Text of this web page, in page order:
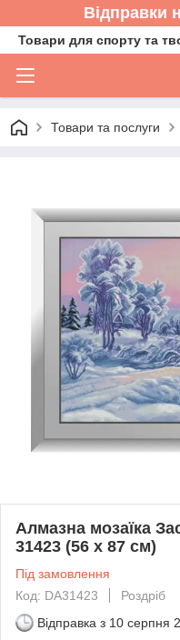
Відправки
Товари для спорту та
Товари та послуги
Алмазна мозаїка
31423 (56 x 87 см)
Під замовлення
Код: DA31423
Роздріб
Відправка з 10 серпня